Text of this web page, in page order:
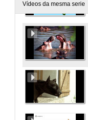
Vídeos da mesma serie